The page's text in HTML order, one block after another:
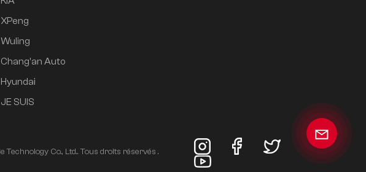
XPeng
Wuling
Chang'an Auto
Hyundai
JE SUIS
Co., Ltd.. Tous droits réservés .